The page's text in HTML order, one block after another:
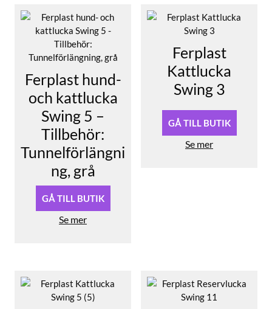
Ferplast hund-
och kattlucka
Swing 5 –
Tillbehör:
Tunnelförlängni
ng, grå
GÅ TILL BUTIK
Se mer
Ferplast
Kattlucka
Swing 3
GÅ TILL BUTIK
Se mer